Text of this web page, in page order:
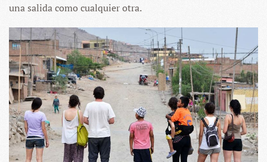
una salida como cualquier otra.